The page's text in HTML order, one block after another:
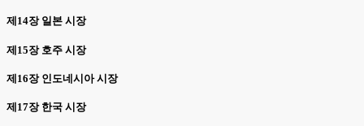
제14장 일본 시장
제15장 호주 시장
제16장 인도네시아 시장
제17장 한국 시장